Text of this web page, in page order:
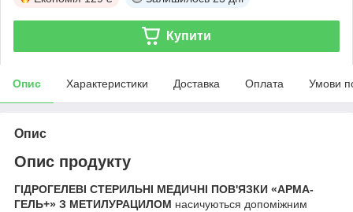
Купити
Опис Характеристики Доставка Оплата Умови
Опис
Опис продукту
ГІДРОГЕЛЕВІ СТЕРИЛЬНІ МЕДИЧНІ ПОВ'ЯЗКИ «АРМА-
ГЕЛЬ+» З МЕТИЛУРАЦИЛОМ насичуються допоміжним